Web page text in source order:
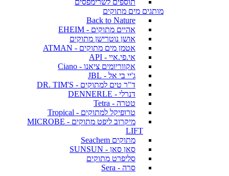
מותגים מים מתוקים
Back to Nature
אהיים מתוקים - EHEIM
אושן נוטרישן מתוקים
אטמן מים מתוקים - ATMAN
אי.פי.איי - API
אקווריומים ציאנו - Ciano
ג'יי בי אל - JBL
ד"ר טים למתוקים - DR. TIM'S
דנרלי - DENNERLE
טטרה - Tetra
טרופיקל למתוקים - Tropical
מיקרוב ליפט מתוקים - MICROBE
LIFT
מתוקים Seachem
סאן סאן - SUNSUN
סליפרט מתוקים
סרה - Sera